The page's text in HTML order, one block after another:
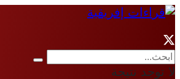
لا توجد نتيجة